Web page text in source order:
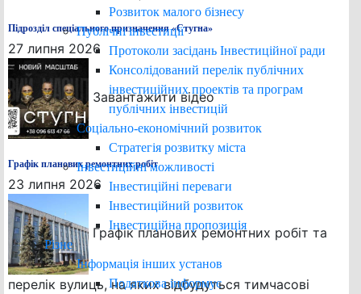
Розвиток малого бізнесу
Публічні інвестиції
Протоколи засідань Інвестиційної ради
Консолідований перелік публічних
інвестиційних проектів та програм
публічних інвестицій
Соціально-економічний розвиток
Стратегія розвитку міста
Інвестиційні можливості
Інвестиційні переваги
Інвестиційний розвиток
Інвестиційна пропозиція
Різне
Інформація інших установ
Податкова інформує
Підрозділ спеціального призначення «Стугна»
27 липня 2026
Завантажити відео
Графік планових ремонтних робіт
23 липня 2026
Графік планових ремонтних робіт та
перелік вулиць, на яких відбудуться тимчасові